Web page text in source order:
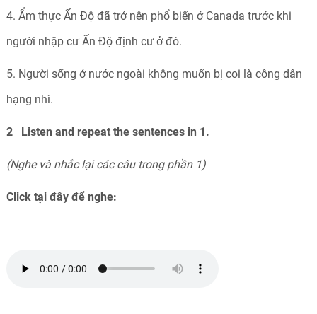
4. Ẩm thực Ấn Độ đã trở nên phổ biến ở Canada trước khi
người nhập cư Ấn Độ định cư ở đó.
5. Người sống ở nước ngoài không muốn bị coi là công dân
hạng nhì.
2 Listen and repeat the sentences in 1.
(Nghe và nhắc lại các câu trong phần 1)
Click tại đây để nghe: